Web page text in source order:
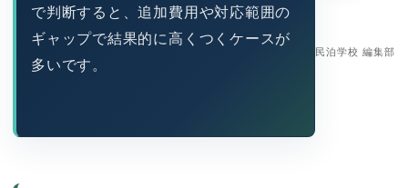
民泊学校 編集部
で判断すると、追加費用や対応範囲の
ギャップで結果的に高くつくケースが
多いです。